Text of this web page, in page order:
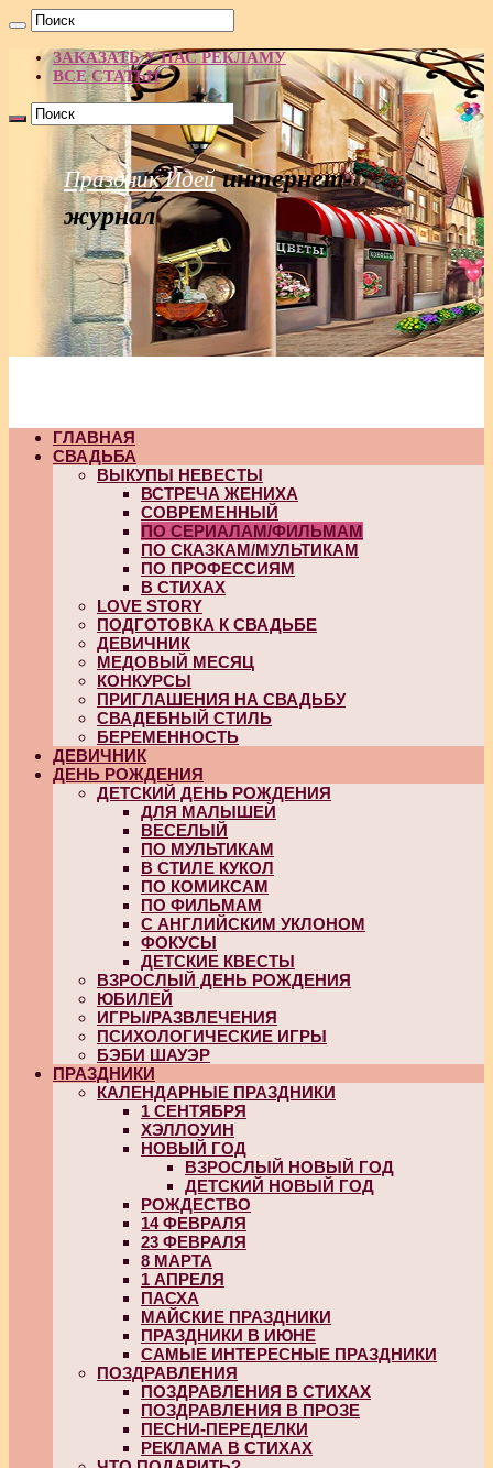
ЗАКАЗАТЬ У НАС РЕКЛАМУ
ВСЕ СТАТЬИ
Праздник Идей интернет-
журнал
ГЛАВНАЯ
СВАДЬБА
ВЫКУПЫ НЕВЕСТЫ
ВСТРЕЧА ЖЕНИХА
СОВРЕМЕННЫЙ
ПО СЕРИАЛАМ/ФИЛЬМАМ
ПО СКАЗКАМ/МУЛЬТИКАМ
ПО ПРОФЕССИЯМ
В СТИХАХ
LOVE STORY
ПОДГОТОВКА К СВАДЬБЕ
ДЕВИЧНИК
МЕДОВЫЙ МЕСЯЦ
КОНКУРСЫ
ПРИГЛАШЕНИЯ НА СВАДЬБУ
СВАДЕБНЫЙ СТИЛЬ
БЕРЕМЕННОСТЬ
ДЕВИЧНИК
ДЕНЬ РОЖДЕНИЯ
ДЕТСКИЙ ДЕНЬ РОЖДЕНИЯ
ДЛЯ МАЛЫШЕЙ
ВЕСЕЛЫЙ
ПО МУЛЬТИКАМ
В СТИЛЕ КУКОЛ
ПО КОМИКСАМ
ПО ФИЛЬМАМ
С АНГЛИЙСКИМ УКЛОНОМ
ФОКУСЫ
ДЕТСКИЕ КВЕСТЫ
ВЗРОСЛЫЙ ДЕНЬ РОЖДЕНИЯ
ЮБИЛЕЙ
ИГРЫ/РАЗВЛЕЧЕНИЯ
ПСИХОЛОГИЧЕСКИЕ ИГРЫ
БЭБИ ШАУЭР
ПРАЗДНИКИ
КАЛЕНДАРНЫЕ ПРАЗДНИКИ
1 СЕНТЯБРЯ
ХЭЛЛОУИН
НОВЫЙ ГОД
ВЗРОСЛЫЙ НОВЫЙ ГОД
ДЕТСКИЙ НОВЫЙ ГОД
РОЖДЕСТВО
14 ФЕВРАЛЯ
23 ФЕВРАЛЯ
8 МАРТА
1 АПРЕЛЯ
ПАСХА
МАЙСКИЕ ПРАЗДНИКИ
ПРАЗДНИКИ В ИЮНЕ
САМЫЕ ИНТЕРЕСНЫЕ ПРАЗДНИКИ
ПОЗДРАВЛЕНИЯ
ПОЗДРАВЛЕНИЯ В СТИХАХ
ПОЗДРАВЛЕНИЯ В ПРОЗЕ
ПЕСНИ-ПЕРЕДЕЛКИ
РЕКЛАМА В СТИХАХ